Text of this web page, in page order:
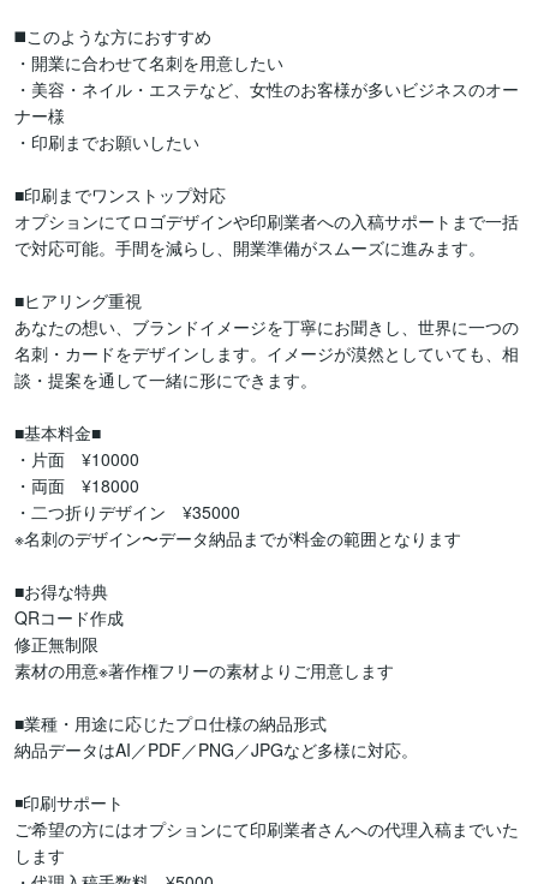
◼️このような方におすすめ
・開業に合わせて名刺を用意したい
・美容・ネイル・エステなど、女性のお客様が多いビジネスのオー
ナー様
・印刷までお願いしたい
■印刷までワンストップ対応
オプションにてロゴデザインや印刷業者への入稿サポートまで一括
で対応可能。手間を減らし、開業準備がスムーズに進みます。
■ヒアリング重視
あなたの想い、ブランドイメージを丁寧にお聞きし、世界に一つの
名刺・カードをデザインします。イメージが漠然としていても、相
談・提案を通して一緒に形にできます。
■基本料金■
・片面　¥10000
・両面　¥18000
・二つ折りデザイン　¥35000
※名刺のデザイン〜データ納品までが料金の範囲となります
■お得な特典
QRコード作成
修正無制限
素材の用意※著作権フリーの素材よりご用意します
■業種・用途に応じたプロ仕様の納品形式
納品データはAI／PDF／PNG／JPGなど多様に対応。
◾️印刷サポート
ご希望の方にはオプションにて印刷業者さんへの代理入稿までいた
します